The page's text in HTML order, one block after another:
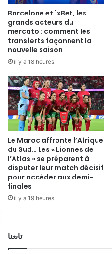
Barcelone et 1xBet, les
grands acteurs du
mercato : comment les
transferts façonnent la
nouvelle saison
il y a 18 heures
Le Maroc affronte l’Afrique
du Sud… Les « Lionnes de
l’Atlas » se préparent à
disputer leur match décisif
pour accéder aux demi-
finales
il y a 19 heures
تابعنا